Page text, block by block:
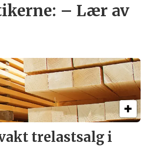
– Lær av
trelastsalg i